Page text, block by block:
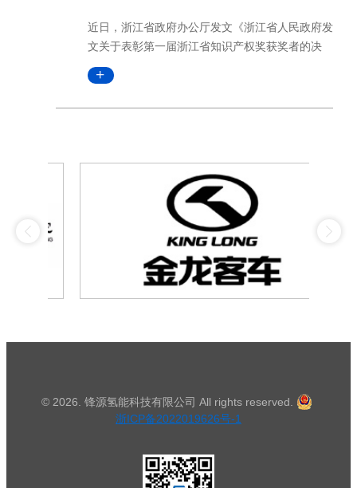
近日，浙江省政府办公厅发文《浙江省人民政府发
文关于表彰第一届浙江省知识产权奖获奖者的决
定》(浙政发[2023]25号)，后由浙江省市场监管局
（浙江省知识产权局）公布第一届浙江省知识产权
© 2026. 锋源氢能科技有限公司 All rights reserved.
浙ICP备2022019626号-1